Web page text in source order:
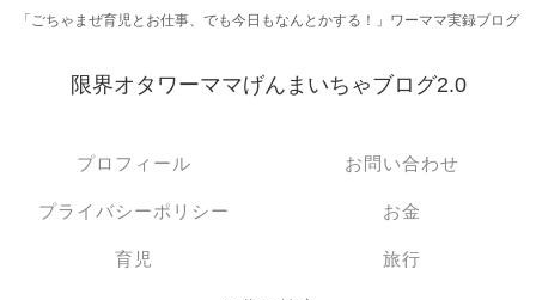
「ごちゃまぜ育児とお仕事、でも今日もなんとかする！」ワーママ実録ブログ
限界オタワーママげんまいちゃブログ2.0
プロフィール お問い合わせ
プライバシーポリシー お金
育児 旅行